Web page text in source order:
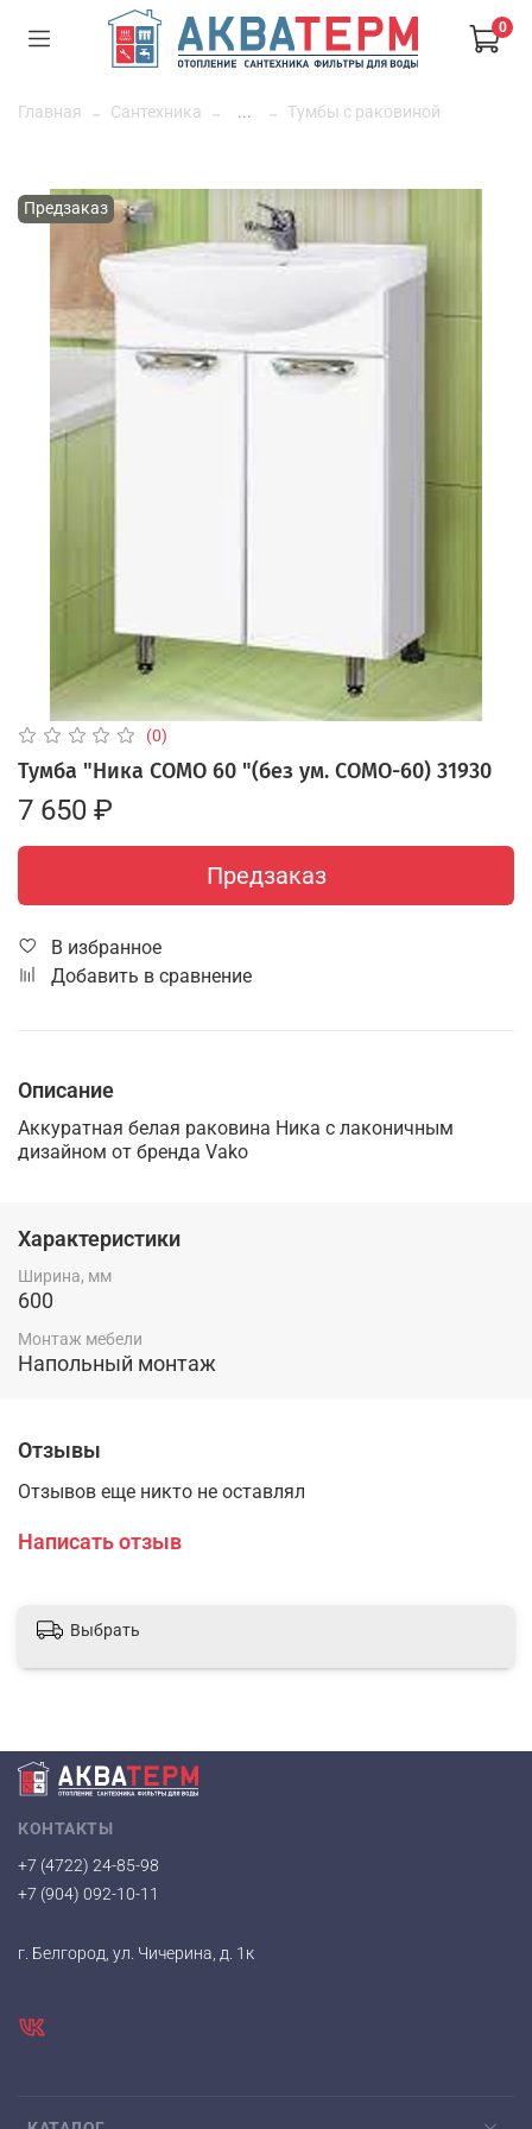
0
Главная Сантехника ... Тумбы с раковиной
Предзаказ
(0)
Тумба "Ника COMO 60 "(без ум. COMO-60) 31930
7 650 ₽
Предзаказ
В избранное
Добавить в сравнение
Описание
Аккуратная белая раковина Ника с лаконичным
дизайном от бренда Vako
Характеристики
Ширина, мм
600
Монтаж мебели
Напольный монтаж
Отзывы
Отзывов еще никто не оставлял
Написать отзыв
Выбрать
КОНТАКТЫ
+7 (4722) 24-85-98
+7 (904) 092-10-11
г. Белгород, ул. Чичерина, д. 1к